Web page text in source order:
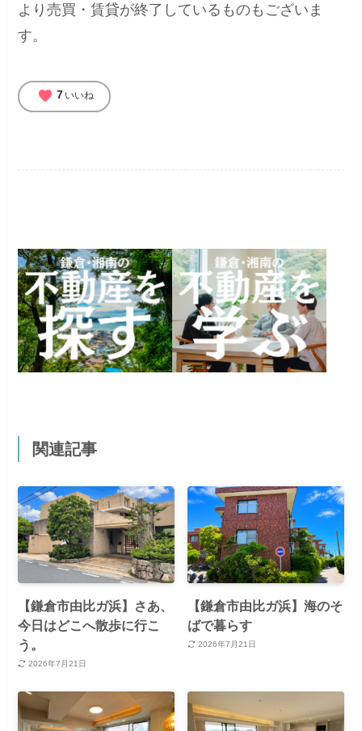
より売買・賃貸が終了しているものもございま
す。
favorite 7 いいね
関連記事
【鎌倉市由比ガ浜】さあ、
今日はどこへ散歩に行こ
う。
2026年7月21日
【鎌倉市由比ガ浜】海のそ
ばで暮らす
2026年7月21日